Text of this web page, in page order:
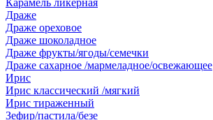
Карамель ликерная
Драже
Драже ореховое
Драже шоколадное
Драже фрукты/ягоды/семечки
Драже сахарное /мармеладное/освежающее
Ирис
Ирис классический /мягкий
Ирис тираженный
Зефир/пастила/безе